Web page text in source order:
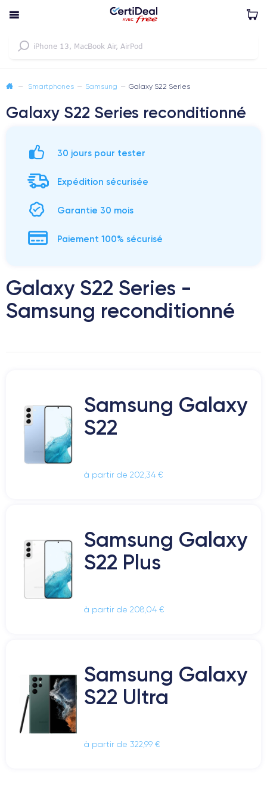
— Smartphones — Samsung — Galaxy S22 Series
Galaxy S22 Series reconditionné
30 jours pour tester
Expédition sécurisée
Garantie 30 mois
Paiement 100% sécurisé
Galaxy S22 Series -
Samsung reconditionné
Samsung Galaxy
S22
à partir de 202,34 €
Samsung Galaxy
S22 Plus
à partir de 208,04 €
Samsung Galaxy
S22 Ultra
à partir de 322,99 €